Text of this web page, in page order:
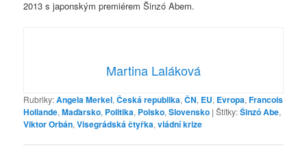
2013 s japonským premiérem Šinzó Abem.
Martina Laláková
Rubriky:Angela Merkel,Česká republika,ČN, EU, Evropa,Francois
Hollande,Maďarsko, Politika, Polsko,Slovensko |Štítky:Šinzó Abe,
Viktor Orbán,Visegrádská čtyřka,vládní krize